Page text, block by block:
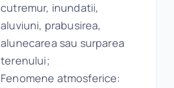
cutremur, inundatii,
aluviuni, prabusirea,
alunecarea sau surparea
terenului;
Fenomene atmosferice: